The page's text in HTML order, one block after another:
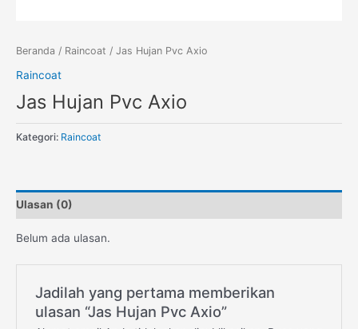
Beranda / Raincoat / Jas Hujan Pvc Axio
Raincoat
Jas Hujan Pvc Axio
Kategori: Raincoat
Ulasan (0)
Belum ada ulasan.
Jadilah yang pertama memberikan
ulasan “Jas Hujan Pvc Axio”